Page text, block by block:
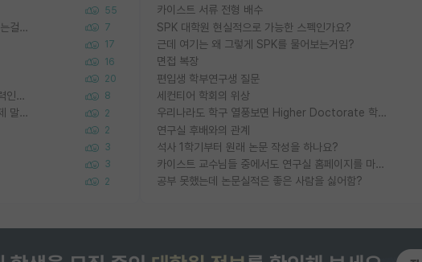
55
왜 후배가 못하는걸 교수님은 내 책임으로 돌리는걸까요? 7
17
16
20
박사진학하기에 2억은 괜찮은 (?) 정도의 경제력인가요 8
타대학원 컨텍 준비중인데, 지도교수님께는 언제 말씀드려야 할까요? 2
2
3
3
2
카이스트 서류 전형 배수
SPK 대학원 현실적으로 가능한 스펙인가요?
근데 여기는 왜 그렇게 SPK를 물어보는거임?
면접 복장
편입생 학부연구생 질문
세컨티어 학회의 위상
우리나라도 학구 열풍보면 Higher Doctorate 학위가 필요하다고 봅니다.
연구실 후배와의 관계
석사 1학기부터 원래 논문 작성을 하나요?
카이스트 교수님들 중에서도 연구실 홈페이지를 마련 안 하신 분들이 계시던데
공부 못했는데 논문실적은 좋은 사람을 싫어함?